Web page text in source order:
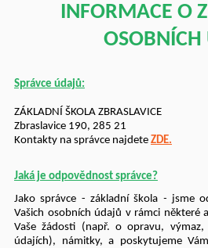
INFORMACE O
OSOBNÍCH
Správce údajů:
ZÁKLADNÍ ŠKOLA ZBRASLAVICE
Zbraslavice 190, 285 21
Kontakty na správce najdete ZDE.
Jaká je odpovědnost správce?
Jako správce - základní škola - jsme
Vašich osobních údajů v rámci některé
Vaše žádosti (např. o opravu,
údajích), námitky, a poskytujeme